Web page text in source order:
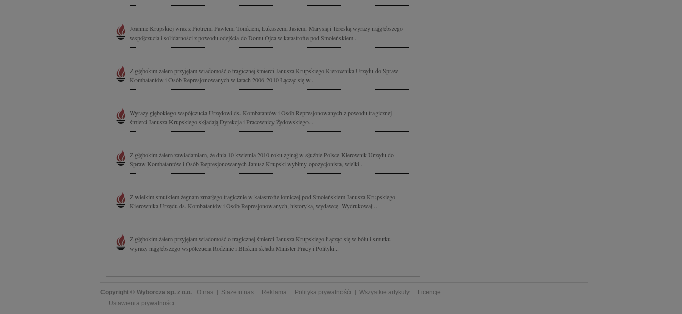
Joannie Krupskiej wraz z Piotrem, Pawłem, Tomkiem, Łukaszem, Jasiem, Marysią i Tereską wyrazy najgłębszego
współczucia i solidarności z powodu odejścia do Domu Ojca w katastrofie pod Smoleńskiem...
Z głębokim żalem przyjęłam wiadomość o tragicznej śmierci Janusza Krupskiego Kierownika Urzędu do Spraw
Kombatantów i Osób Represjonowanych w latach 2006-2010 Łącząc się w...
Wyrazy głębokiego współczucia Urzędowi ds. Kombatantów i Osób Represjonowanych z powodu tragicznej
śmierci Janusza Krupskiego składają Dyrekcja i Pracownicy Żydowskiego...
Z głębokim żalem zawiadamiam, że dnia 10 kwietnia 2010 roku zginął w służbie Polsce Kierownik Urzędu do
Spraw Kombatantów i Osób Represjonowanych Janusz Krupski wybitny opozycjonista, wielki...
Z wielkim smutkiem żegnam zmarłego tragicznie w katastrofie lotniczej pod Smoleńskiem Janusza Krupskiego
Kierownika Urzędu ds. Kombatantów i Osób Represjonowanych, historyka, wydawcę. Wydrukował...
Z głębokim żalem przyjęłam wiadomość o tragicznej śmierci Janusza Krupskiego Łącząc się w bólu i smutku
wyrazy najgłębszego współczucia Rodzinie i Bliskim składa Minister Pracy i Polityki...
Copyright © Wyborcza sp. z o.o. O nas Staże u nas Reklama Polityka prywatnośći Wszystkie artykuły
Licencje
Ustawienia prywatności